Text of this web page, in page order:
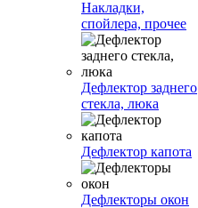
Накладки,
спойлера, прочее
Дефлектор заднего
стекла, люка
Дефлектор капота
Дефлекторы окон